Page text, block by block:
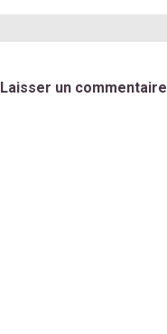
Laisser un commentaire